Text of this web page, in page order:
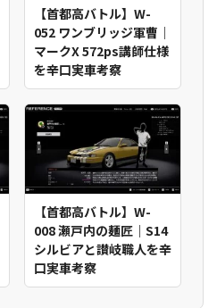
【首都高バトル】W-
052 ワンブリッジ軍曹｜
マークX 572ps講師仕様
を辛口実車考察
【首都高バトル】W-
008 瀬戸内の麺匠｜S14
シルビアと讃岐職人を辛
口実車考察